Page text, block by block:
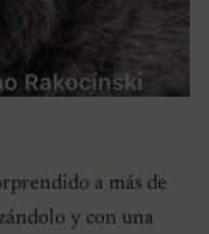
a más de
y con una